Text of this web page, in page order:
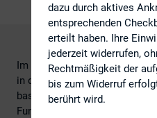
Im Rahmen der 26. DIRK-
in dem Vortrag über die
basierten Asset Manager
Fundamentaldaten sowie
dazu durch aktives
entsprechenden
erteilt haben. Ihre
jederzeit widerrufen,
Rechtmäßigkeit der
bis zum Widerruf
berührt wird.